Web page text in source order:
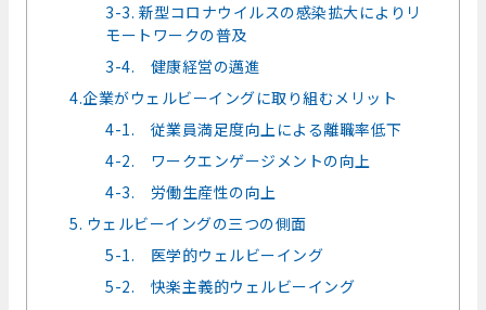
3-3. 新型コロナウイルスの感染拡大によりリ
モートワークの普及
3-4. 健康経営の邁進
4.企業がウェルビーイングに取り組むメリット
4-1. 従業員満足度向上による離職率低下
4-2. ワークエンゲージメントの向上
4-3. 労働生産性の向上
5. ウェルビーイングの三つの側面
5-1. 医学的ウェルビーイング
5-2. 快楽主義的ウェルビーイング